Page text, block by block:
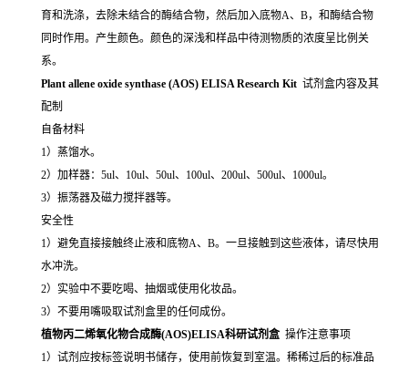
育和洗涤，去除未结合的酶结合物，然后加入底物A、B，和酶结合物
同时作用。产生颜色。颜色的深浅和样品中待测物质的浓度呈比例关
系。
Plant allene oxide synthase (AOS) ELISA Research Kit 试剂盒内容及其
配制
自备材料
1）蒸馏水。
2）加样器：5ul、10ul、50ul、100ul、200ul、500ul、1000ul。
3）振荡器及磁力搅拌器等。
安全性
1）避免直接接触终止液和底物A、B。一旦接触到这些液体，请尽快用
水冲洗。
2）实验中不要吃喝、抽烟或使用化妆品。
3）不要用嘴吸取试剂盒里的任何成份。
植物丙二烯氧化物合成酶(AOS)ELISA科研试剂盒 操作注意事项
1）试剂应按标签说明书储存，使用前恢复到室温。稀稀过后的标准品